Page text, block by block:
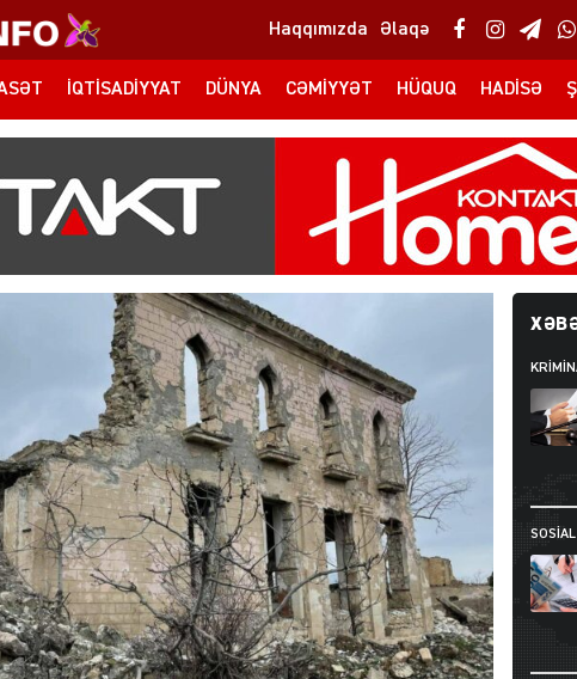
Haqqımızda Əlaqə
İQTISADIYYAT DÜNYA CƏMIYYƏT HÜQUQ HADISƏ
SOSIAL